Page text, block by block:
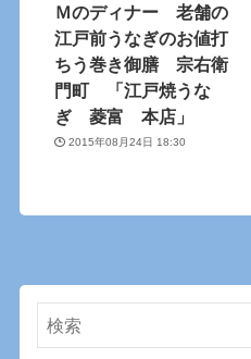
Ｍのディナー 老舗の
江戸前うなぎのお値打
ちう巻き御膳 宗右衛
門町 「江戸焼うな
ぎ 菱富 本店」
2015年08月24日 18:30